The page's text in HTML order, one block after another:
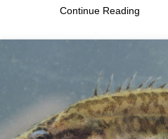
Continue Reading